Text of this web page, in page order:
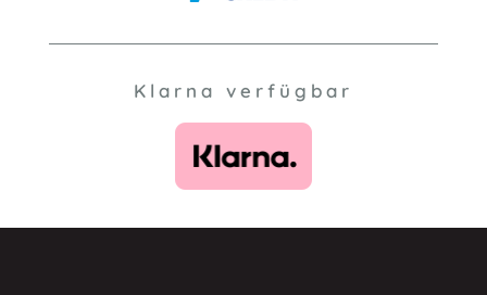
Klarna verfügbar